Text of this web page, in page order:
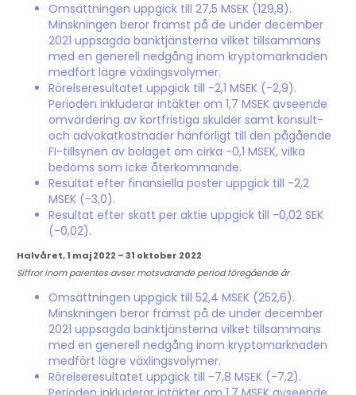
Omsättningen uppgick till 27,5 MSEK (129,8).
Minskningen beror främst på de under december
2021 uppsagda banktjänsterna vilket tillsammans
med en generell nedgång inom kryptomarknaden
medfört lägre växlingsvolymer.
Rörelseresultatet uppgick till -2,1 MSEK (-2,9).
Perioden inkluderar intäkter om 1,7 MSEK avseende
omvärdering av kortfristiga skulder samt konsult-
och advokatkostnader hänförligt till den pågående
FI-tillsynen av bolaget om cirka -0,1 MSEK, vilka
bedöms som icke återkommande.
Resultat efter finansiella poster uppgick till -2,2
MSEK (-3,0).
Resultat efter skatt per aktie uppgick till -0,02 SEK
(-0,02).
Halvåret, 1 maj 2022 – 31 oktober 2022
Siffror inom parentes avser motsvarande period föregående år
Omsättningen uppgick till 52,4 MSEK (252,6).
Minskningen beror främst på de under december
2021 uppsagda banktjänsterna vilket tillsammans
med en generell nedgång inom kryptomarknaden
medfört lägre växlingsvolymer.
Rörelseresultatet uppgick till -7,8 MSEK (-7,2).